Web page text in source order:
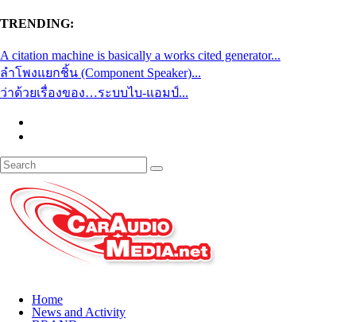
TRENDING:
A citation machine is basically a works cited generator...
ลำโพงแยกชิ้น (Component Speaker)...
ว่าด้วยเรื่องของ…ระบบไบ-แอมป์...
Home
News and Activity